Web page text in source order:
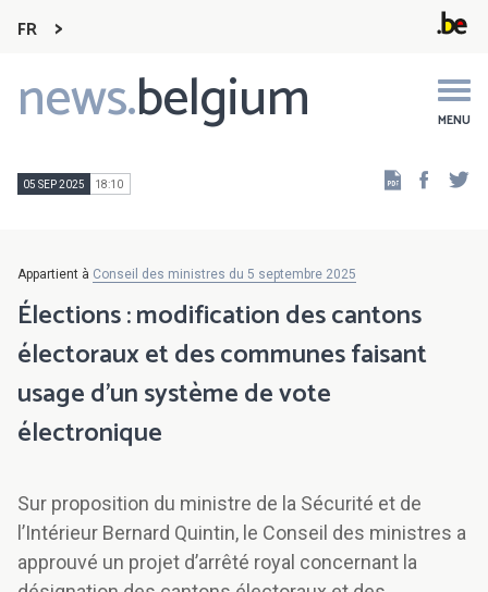
FR
news.belgium MENU
Main
navigation
05 SEP 2025 18:10
Appartient à Conseil des ministres du 5 septembre 2025
Élections : modification des cantons
électoraux et des communes faisant
usage d’un système de vote
électronique
Sur proposition du ministre de la Sécurité et de
l’Intérieur Bernard Quintin, le Conseil des ministres a
approuvé un projet d’arrêté royal concernant la